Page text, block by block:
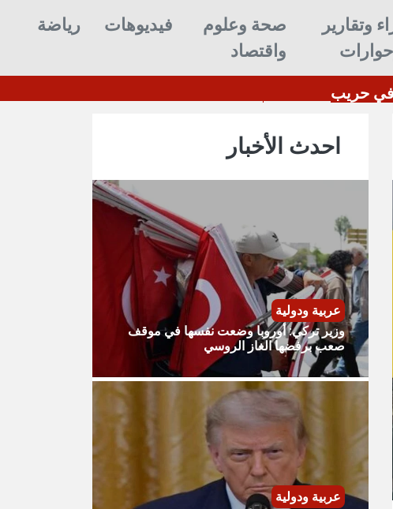
وتقارير
صحة وعلوم
واقتصاد
فيديوهات رياضة
شبوة تعلن تنفيذ عملية عسكرية واسعة ضد مواقع حوثية
احدث الأخبار
عربية ودولية
وزير تركي: أوروبا وضعت نفسها في موقف
صعب برفضها الغاز الروسي
عربية ودولية